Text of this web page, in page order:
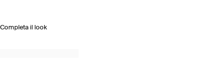
Completa il look